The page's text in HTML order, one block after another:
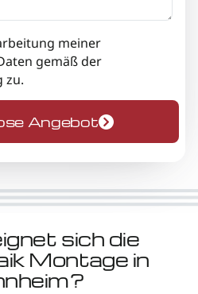
meiner
gemäß der
zu.
Angebot
sich die
Montage in